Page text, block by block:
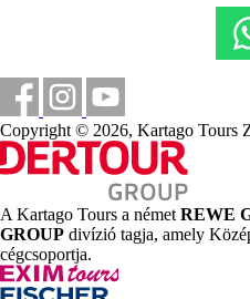
Sport és szórakozás térítés
golfpálya (a szálloda
Ellátás
All Inclusive: mindne étkezés
ételek, tea, kávé és
italok 10:00 és 24:00 óra
szolgáltatásai bizonyos
Szálláshely besorolás
Copyright © 2026, Kartago Tours
A Kartago Tours a német REWE
GROUP divízió tagja, amely
cégcsoportja.